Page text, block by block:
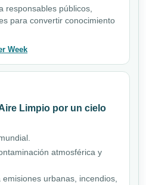
responsables públicos,
para convertir conocimiento
Week
Limpio por un cielo
atmosférica y
emisiones urbanas, incendios,